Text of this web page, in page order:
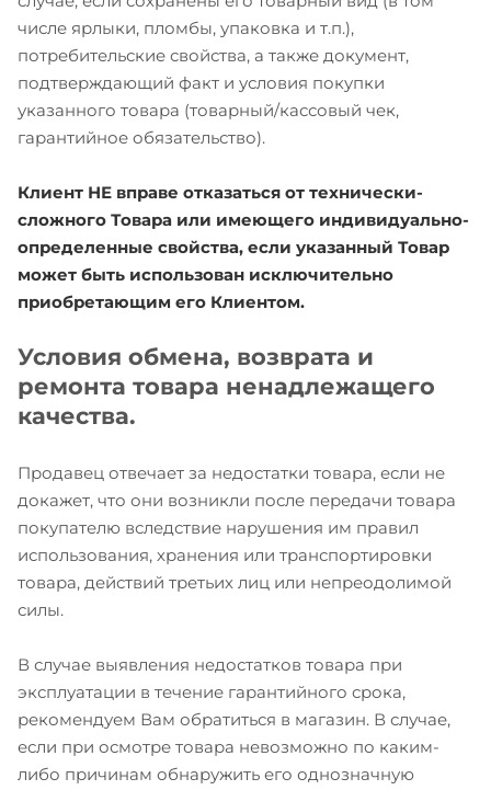
числе ярлыки, пломбы, упаковка и т.п.),
потребительские свойства, а также документ,
подтверждающий факт и условия покупки
указанного товара (товарный/кассовый чек,
гарантийное обязательство).
Клиент НЕ вправе отказаться от технически-
сложного Товара или имеющего индивидуально-
определенные свойства, если указанный Товар
может быть использован исключительно
приобретающим его Клиентом.
Условия обмена, возврата и
ремонта товара ненадлежащего
качества.
Продавец отвечает за недостатки товара, если не
докажет, что они возникли после передачи товара
покупателю вследствие нарушения им правил
использования, хранения или транспортировки
товара, действий третьих лиц или непреодолимой
силы.
В случае выявления недостатков товара при
эксплуатации в течение гарантийного срока,
рекомендуем Вам обратиться в магазин. В случае,
если при осмотре товара невозможно по каким-
либо причинам обнаружить его однозначную